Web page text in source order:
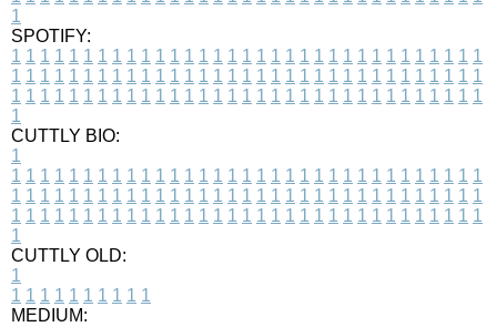
1
SPOTIFY:
1 1 1 1 1 1 1 1 1 1 1 1 1 1 1 1 1 1 1 1 1 1 1 1 1 1 1 1 1 1 1 1 1
1 1 1 1 1 1 1 1 1 1 1 1 1 1 1 1 1 1 1 1 1 1 1 1 1 1 1 1 1 1 1 1 1
1 1 1 1 1 1 1 1 1 1 1 1 1 1 1 1 1 1 1 1 1 1 1 1 1 1 1 1 1 1 1 1 1
1
CUTTLY BIO:
1
1 1 1 1 1 1 1 1 1 1 1 1 1 1 1 1 1 1 1 1 1 1 1 1 1 1 1 1 1 1 1 1 1
1 1 1 1 1 1 1 1 1 1 1 1 1 1 1 1 1 1 1 1 1 1 1 1 1 1 1 1 1 1 1 1 1
1 1 1 1 1 1 1 1 1 1 1 1 1 1 1 1 1 1 1 1 1 1 1 1 1 1 1 1 1 1 1 1 1
1
CUTTLY OLD:
1
1 1 1 1 1 1 1 1 1 1
MEDIUM: